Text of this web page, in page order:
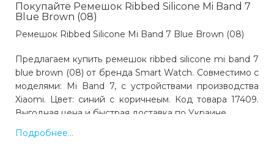
Покупайте Ремешок Ribbed Silicone Mi Band 7
Blue Brown (08)
Ремешок Ribbed Silicone Mi Band 7 Blue Brown (08)
Предлагаем купить ремешок ribbed silicone mi band 7
blue brown (08) от бренда Smart Watch. Совместимо с
моделями: Mi Band 7, с устройствами производства
Xiaomi. Цвет: синий c коричнеым. Код товара 17409.
Выгодная цена и быстрая доставка по Украине.
Подробнее...